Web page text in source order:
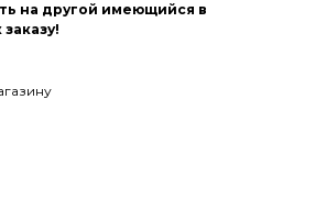
на другой имеющийся в